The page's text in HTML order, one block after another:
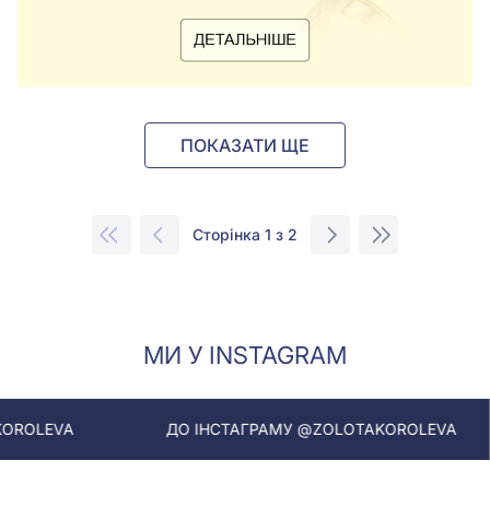
ПОКАЗАТИ ЩЕ
Сторінка 1 з 2
МИ У INSTAGRAM
ДО ІНСТАГРАМУ @ZOLOTAKOROLEVA ДО